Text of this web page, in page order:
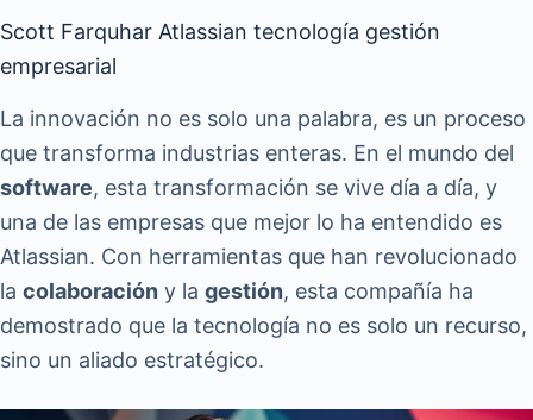
Scott Farquhar Atlassian tecnología gestión
empresarial
La innovación no es solo una palabra, es un proceso
que transforma industrias enteras. En el mundo del
software, esta transformación se vive día a día, y
una de las empresas que mejor lo ha entendido es
Atlassian. Con herramientas que han revolucionado
la colaboración y la gestión, esta compañía ha
demostrado que la tecnología no es solo un recurso,
sino un aliado estratégico.